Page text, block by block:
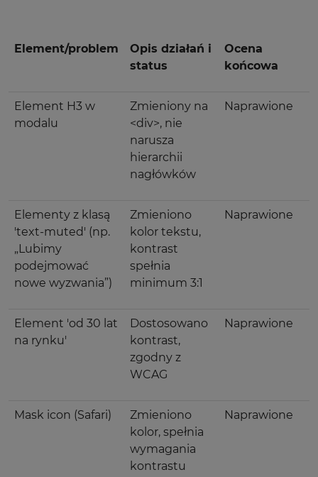
Element/problem
Opis działań i
status
Ocena
końcowa
Element H3 w
modalu
Zmieniony na
<div>, nie
narusza
hierarchii
nagłówków
Naprawione
Elementy z klasą
'text-muted' (np.
„Lubimy
podejmować
nowe wyzwania”)
Zmieniono
kolor tekstu,
kontrast
spełnia
minimum 3:1
Naprawione
Element 'od 30 lat
na rynku'
Dostosowano
kontrast,
zgodny z
WCAG
Naprawione
Mask icon (Safari)
Zmieniono
kolor, spełnia
wymagania
kontrastu
Naprawione